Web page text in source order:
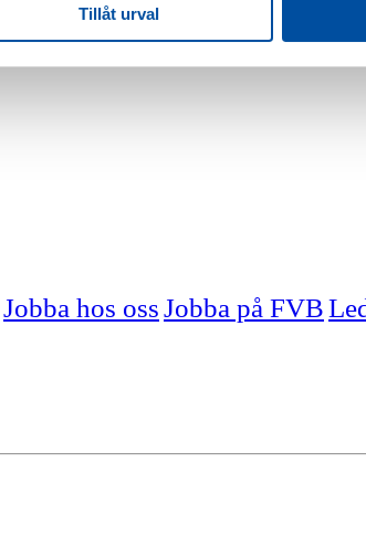
Tillåt urval
Jobba hos ossJobba på FVB